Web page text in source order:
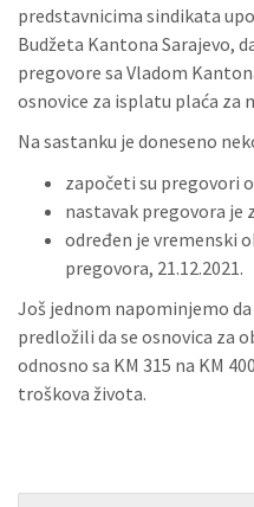
predstavnicima sindikata
Budžeta Kantona Sarajevo,
pregovore sa Vladom
osnovice za isplatu plaća za
Na sastanku je doneseno
započeti su pregovori
nastavak pregovora je
određen je vremenski
pregovora, 21.12.2021.
Još jednom napominjemo
predložili da se osnovica za
odnosno sa KM 315 na KM
troškova života.